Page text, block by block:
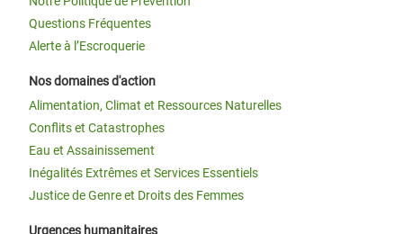
Questions Fréquentes
Alerte à l’Escroquerie
Nos domaines d'action
Alimentation, Climat et Ressources Naturelles
Conflits et Catastrophes
Eau et Assainissement
Inégalités Extrêmes et Services Essentiels
Justice de Genre et Droits des Femmes
Urgences humanitaires